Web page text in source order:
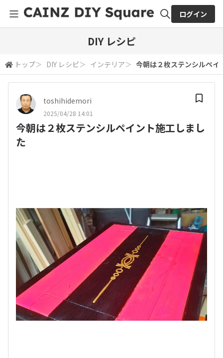
検索
ログイン
DIY レシピ
トップ＞ DIY レシピ＞ インテリア＞ 今朝は２枚ステンシルペイ
toshihidemori
2025/04/28 14:01
今朝は２枚ステンシルペイント施工しまし
た